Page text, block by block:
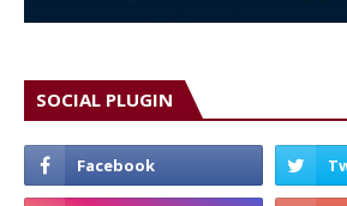
SOCIAL PLUGIN